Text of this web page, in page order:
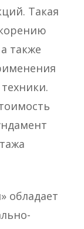
Такая
также
обладает